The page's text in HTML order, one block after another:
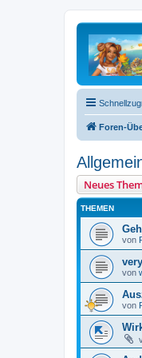
Foren-
Neues
THEMEN
von
von
von